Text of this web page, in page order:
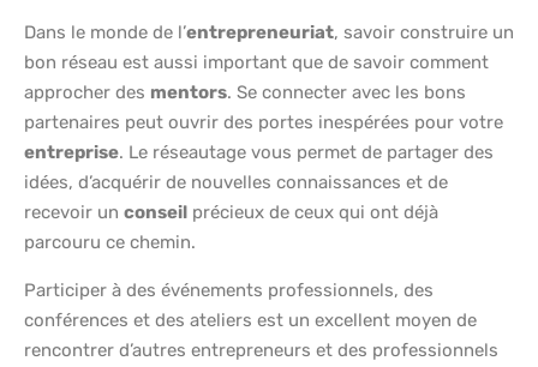
Dans le monde de l’entrepreneuriat, savoir construire un
bon réseau est aussi important que de savoir comment
approcher des mentors. Se connecter avec les bons
partenaires peut ouvrir des portes inespérées pour votre
entreprise. Le réseautage vous permet de partager des
idées, d’acquérir de nouvelles connaissances et de
recevoir un conseil précieux de ceux qui ont déjà
parcouru ce chemin.
Participer à des événements professionnels, des
conférences et des ateliers est un excellent moyen de
rencontrer d’autres entrepreneurs et des professionnels